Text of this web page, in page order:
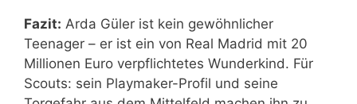
Fazit: Arda Güler ist kein gewöhnlicher
Teenager – er ist ein von Real Madrid mit 20
Millionen Euro verpflichtetes Wunderkind. Für
Scouts: sein Playmaker-Profil und seine